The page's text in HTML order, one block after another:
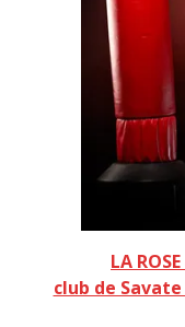
LA
club de